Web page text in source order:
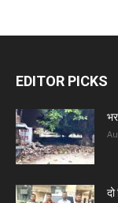
EDITOR PICKS